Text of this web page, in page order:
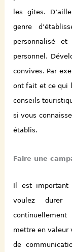
les gîtes.
genre d’
personnalisé
personnel.
convives. Par
ont fait et ce qui
conseils
si vous
établis.
Faire une
Il est
voulez durer
mettre en valeur
de